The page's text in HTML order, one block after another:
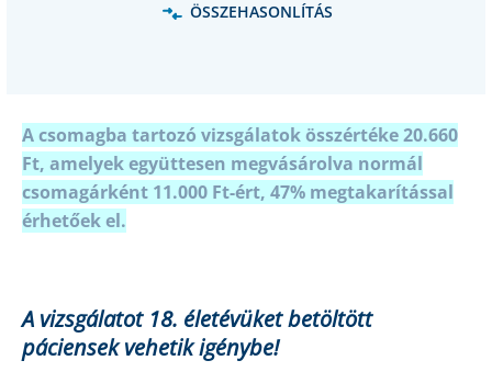
A csomagba tartozó vizsgálatok összértéke 20.660
Ft, amelyek együttesen megvásárolva normál
csomagárként 11.000 Ft-ért, 47% megtakarítással
érhetőek el.
A vizsgálatot 18. életévüket betöltött
páciensek vehetik igénybe!
ÖSSZEHASONLÍTÁS